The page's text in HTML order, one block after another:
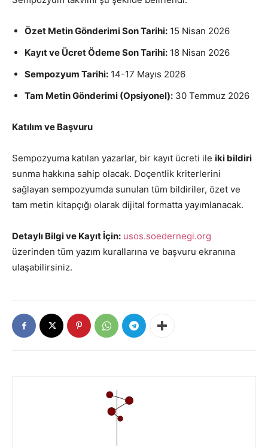
Özet Metin Gönderimi Son Tarihi: 15 Nisan 2026
Kayıt ve Ücret Ödeme Son Tarihi: 18 Nisan 2026
Sempozyum Tarihi: 14-17 Mayıs 2026
Tam Metin Gönderimi (Opsiyonel): 30 Temmuz 2026
Katılım ve Başvuru
Sempozyuma katılan yazarlar, bir kayıt ücreti ile iki bildiri
sunma hakkına sahip olacak. Doçentlik kriterlerini
sağlayan sempozyumda sunulan tüm bildiriler, özet ve
tam metin kitapçığı olarak dijital formatta yayımlanacak.
Detaylı Bilgi ve Kayıt İçin: usos.soedernegi.org
üzerinden tüm yazım kurallarına ve başvuru ekranına
ulaşabilirsiniz.